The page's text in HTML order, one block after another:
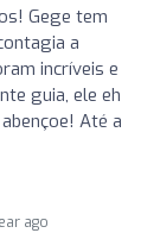
Gege tem
a
incríveis e
guia, ele eh
Até a
ago